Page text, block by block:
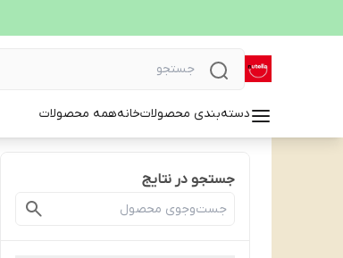
دسته‌بندی محصولاتخانههمه محصولات
جستجو در نتایج